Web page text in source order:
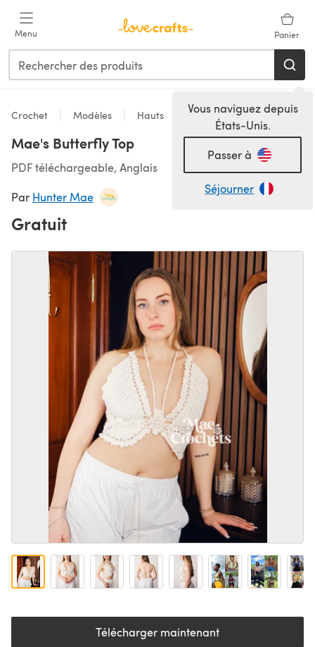
Menu Panier
Vous naviguez depuis
États-Unis.
Passer à
Séjourner
Crochet Modèles Hauts
Mae's Butterfly Top
PDF téléchargeable, Anglais
Par Hunter Mae
Gratuit
Télécharger maintenant(s'ouvre dans un nouvel